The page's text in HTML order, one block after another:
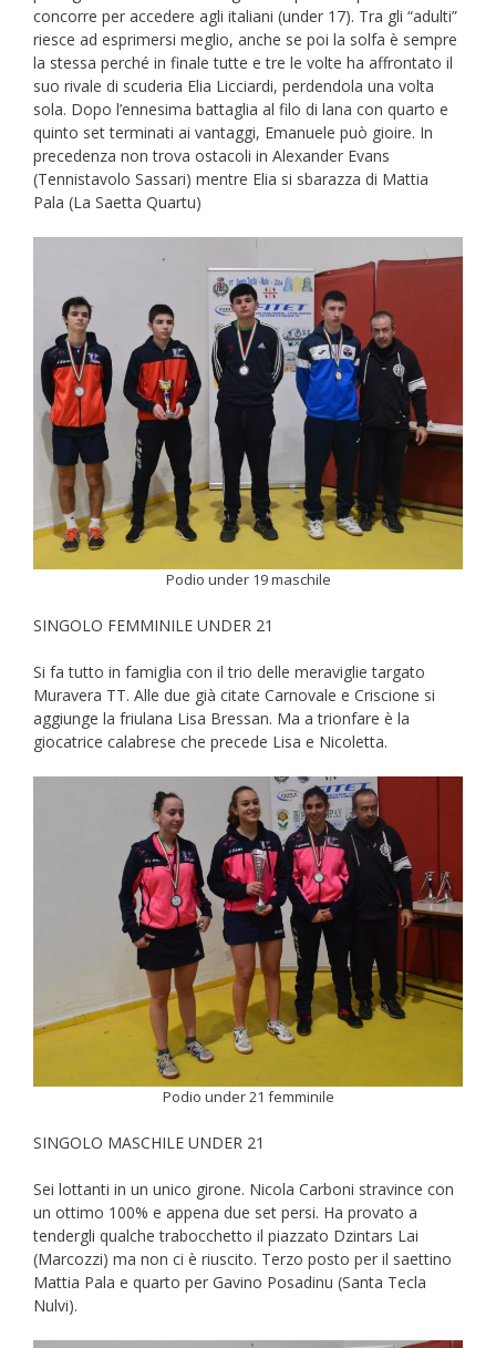
concorre per accedere agli italiani (under 17). Tra gli “adulti”
riesce ad esprimersi meglio, anche se poi la solfa è sempre
la stessa perché in finale tutte e tre le volte ha affrontato il
suo rivale di scuderia Elia Licciardi, perdendola una volta
sola. Dopo l’ennesima battaglia al filo di lana con quarto e
quinto set terminati ai vantaggi, Emanuele può gioire. In
precedenza non trova ostacoli in Alexander Evans
(Tennistavolo Sassari) mentre Elia si sbarazza di Mattia
Pala (La Saetta Quartu)
Podio under 19 maschile
SINGOLO FEMMINILE UNDER 21
Si fa tutto in famiglia con il trio delle meraviglie targato
Muravera TT. Alle due già citate Carnovale e Criscione si
aggiunge la friulana Lisa Bressan. Ma a trionfare è la
giocatrice calabrese che precede Lisa e Nicoletta.
Podio under 21 femminile
SINGOLO MASCHILE UNDER 21
Sei lottanti in un unico girone. Nicola Carboni stravince con
un ottimo 100% e appena due set persi. Ha provato a
tendergli qualche trabocchetto il piazzato Dzintars Lai
(Marcozzi) ma non ci è riuscito. Terzo posto per il saettino
Mattia Pala e quarto per Gavino Posadinu (Santa Tecla
Nulvi).